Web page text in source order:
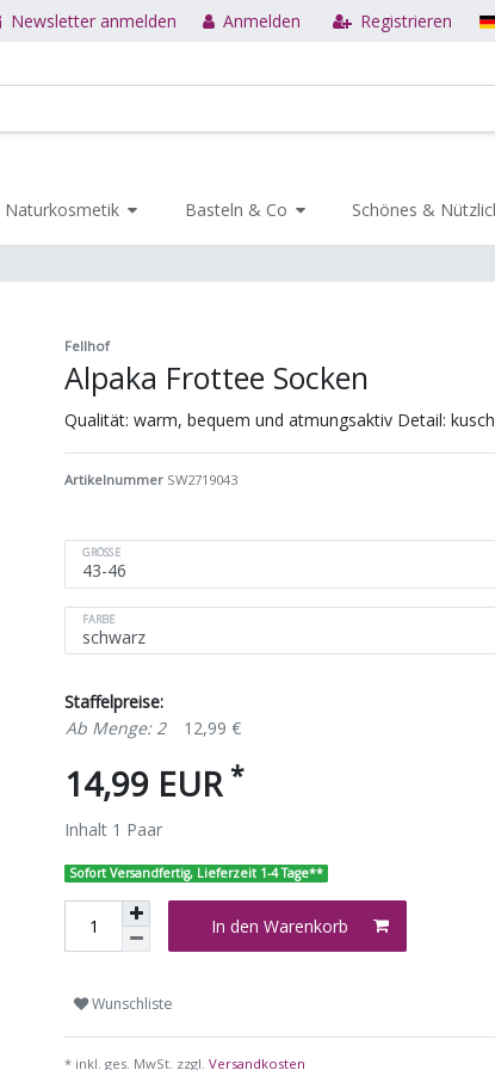
Newsletter anmelden Anmelden Registrieren
Naturkosmetik Basteln & Co Schönes &
Fellhof
Alpaka Frottee Socken
Qualität: warm, bequem und atmungsaktiv Detail:
Artikelnummer SW2719043
GRÖSSE
FARBE
Staffelpreise:
Ab Menge: 2
12,99 €
14,99 EUR *
Inhalt 1 Paar
Sofort Versandfertig, Lieferzeit 1-4 Tage**
In den Warenkorb
Wunschliste
* inkl. ges. MwSt. zzgl. Versandkosten